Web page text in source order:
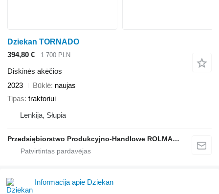
Dziekan TORNADO
394,80 €
1 700 PLN
Diskinės akėčios
2023
Būklė naujas
Tipas traktoriui
Lenkija, Słupia
Przedsiębiorstwo Produkcyjno-Handlowe ROLMAPOL Marcin Dziekan
Informacija apie Dziekan